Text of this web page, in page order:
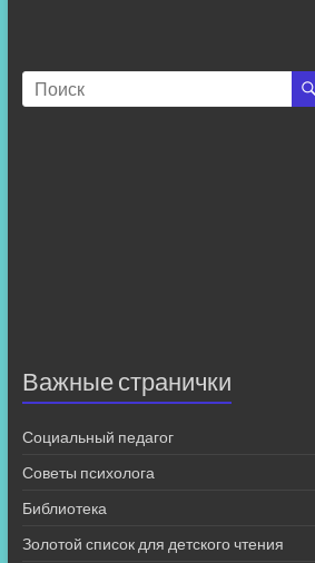
Важные странички
Социальный педагог
Советы психолога
Библиотека
Золотой список для детского чтения